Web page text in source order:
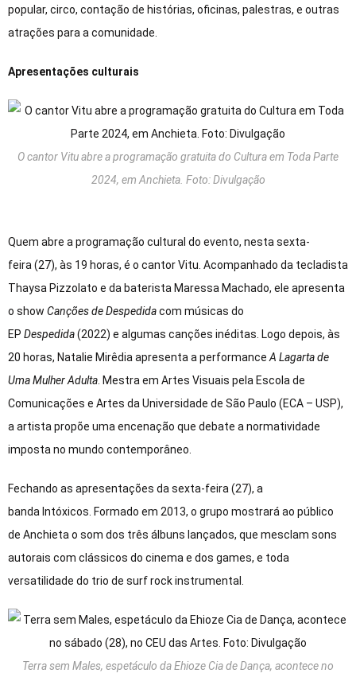
popular, circo, contação de histórias, oficinas, palestras, e outras
atrações para a comunidade.
Apresentações culturais
O cantor Vitu abre a programação gratuita do Cultura em Toda Parte
2024, em Anchieta. Foto: Divulgação
Quem abre a programação cultural do evento, nesta sexta-
feira (27), às 19 horas, é o cantor Vitu. Acompanhado da tecladista
Thaysa Pizzolato e da baterista Maressa Machado, ele apresenta
o show Canções de Despedidacom músicas do
EP Despedida(2022) e algumas canções inéditas. Logo depois, às
20 horas, Natalie Mirêdia apresenta a performance A Lagarta de
Uma Mulher Adulta . Mestra em Artes Visuais pela Escola de
Comunicações e Artes da Universidade de São Paulo (ECA – USP),
a artista propõe uma encenação que debate a normatividade
imposta no mundo contemporâneo.
Fechando as apresentações da sexta-feira (27), a
banda Intóxicos. Formado em 2013, o grupo mostrará ao público
de Anchieta o som dos três álbuns lançados, que mesclam sons
autorais com clássicos do cinema e dos games, e toda
versatilidade do trio de surf rock instrumental.
Terra sem Males, espetáculo da Ehioze Cia de Dança, acontece no